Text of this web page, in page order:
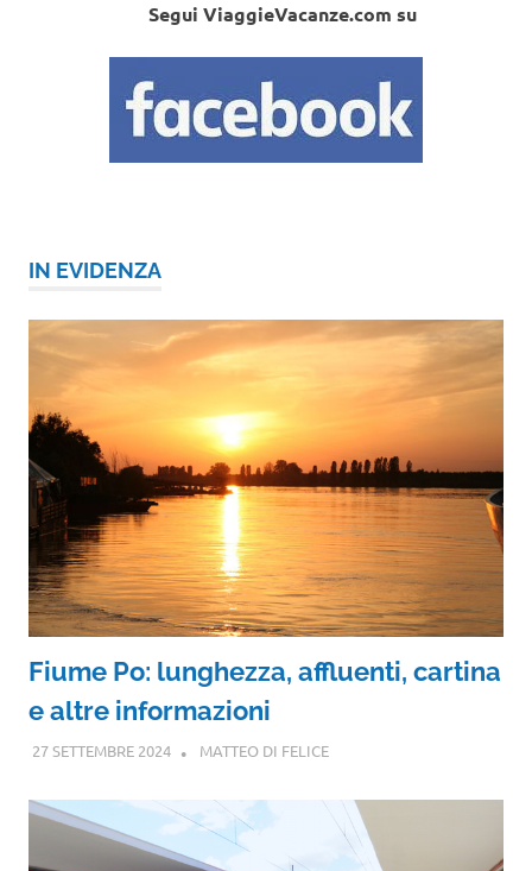
Segui ViaggieVacanze.com su
IN EVIDENZA
Fiume Po: lunghezza, affluenti, cartina
e altre informazioni
27 SETTEMBRE 2024 MATTEO DI FELICE